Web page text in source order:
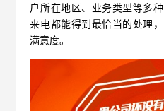
户所在地区、业务类型等多
来电都能得到最恰当的处理
满意度。